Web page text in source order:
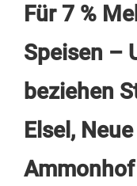
Für 7 %
Speisen –
beziehen
Elsel,